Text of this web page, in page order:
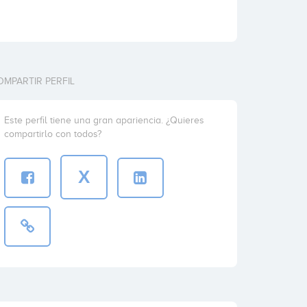
PERFIL
Este perfil tiene una gran apariencia. ¿Quieres
compartirlo con todos?
X